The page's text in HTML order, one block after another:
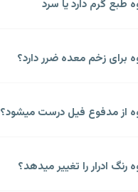
طبع گرم دارد یا سرد
برای زخم معده ضرر دارد؟
از مدفوع فیل درست میشود؟
رنگ ادرار را تغییر میدهد؟